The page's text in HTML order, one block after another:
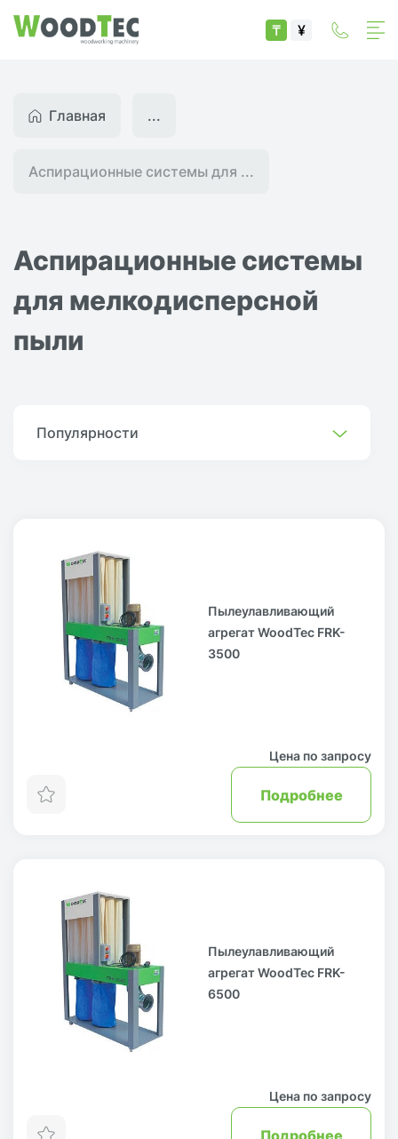
₸ ¥
Главная
Аспирационные системы для ...
...
Аспирационные системы
для мелкодисперсной
пыли
Популярности
Пылеулавливающий
агрегат WoodTec FRK-
3500
Цена по запросу
Подробнее
Пылеулавливающий
агрегат WoodTec FRK-
6500
Цена по запросу
Подробнее